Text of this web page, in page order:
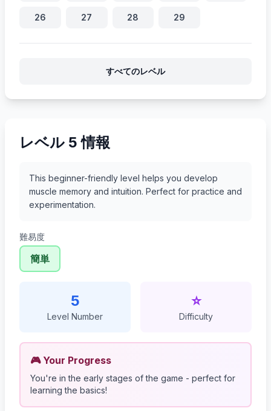
26 27 28 29
すべてのレベル
レベル 5 情報
This beginner-friendly level helps you develop
muscle memory and intuition. Perfect for practice and
experimentation.
難易度
簡単
5
Level Number
⭐
Difficulty
🎮 Your Progress
You're in the early stages of the game - perfect for
learning the basics!